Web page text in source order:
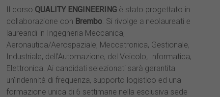
Il corso QUALITY ENGINEERING è stato progettato in
collaborazione con Brembo. Si rivolge a neolaureati e
laureandi in Ingegneria Meccanica,
Aeronautica/Aerospaziale, Meccatronica, Gestionale,
Industriale, dell’Automazione, del Veicolo, Informatica,
Elettronica. Ai candidati selezionati sarà garantita
un’indennità di frequenza, supporto logistico ed una
formazione unica di 6 settimane nella esclusiva sede